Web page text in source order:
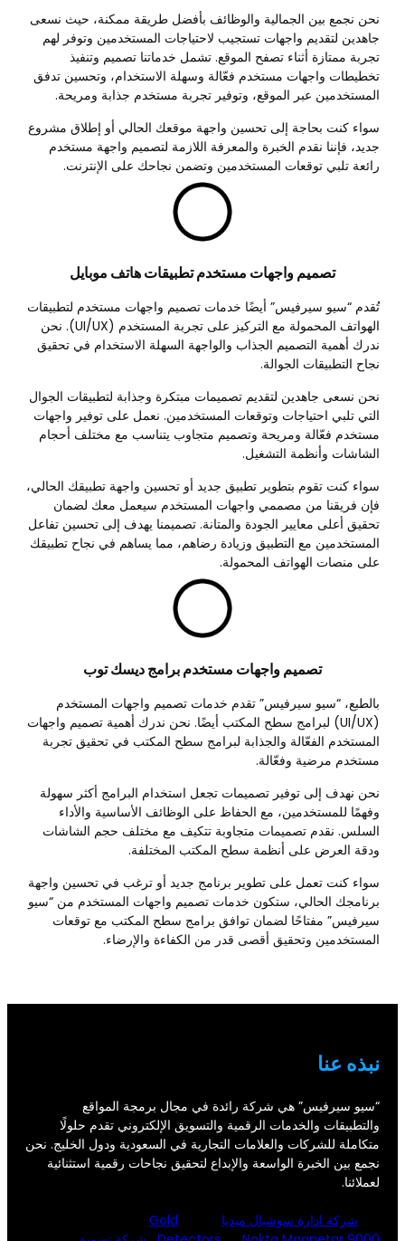
نحن نجمع بين الجمالية والوظائف بأفضل طريقة ممكنة، حيث نسعى
جاهدين لتقديم واجهات تستجيب لاحتياجات المستخدمين وتوفر لهم
تجربة ممتازة أثناء تصفح الموقع. تشمل خدماتنا تصميم وتنفيذ
تخطيطات واجهات مستخدم فعّالة وسهلة الاستخدام، وتحسين تدفق
المستخدمين عبر الموقع، وتوفير تجربة مستخدم جذابة ومريحة.
سواء كنت بحاجة إلى تحسين واجهة موقعك الحالي أو إطلاق مشروع
جديد، فإننا نقدم الخبرة والمعرفة اللازمة لتصميم واجهة مستخدم
رائعة تلبي توقعات المستخدمين وتضمن نجاحك على الإنترنت.
تصميم واجهات مستخدم تطبيقات هاتف موبايل
تُقدم “سيو سيرفيس” أيضًا خدمات تصميم واجهات مستخدم لتطبيقات
الهواتف المحمولة مع التركيز على تجربة المستخدم (UI/UX). نحن
ندرك أهمية التصميم الجذاب والواجهة السهلة الاستخدام في تحقيق
نجاح التطبيقات الجوالة.
نحن نسعى جاهدين لتقديم تصميمات مبتكرة وجذابة لتطبيقات الجوال
التي تلبي احتياجات وتوقعات المستخدمين. نعمل على توفير واجهات
مستخدم فعّالة ومريحة وتصميم متجاوب يتناسب مع مختلف أحجام
الشاشات وأنظمة التشغيل.
سواء كنت تقوم بتطوير تطبيق جديد أو تحسين واجهة تطبيقك الحالي،
فإن فريقنا من مصممي واجهات المستخدم سيعمل معك لضمان
تحقيق أعلى معايير الجودة والمتانة. تصميمنا يهدف إلى تحسين تفاعل
المستخدمين مع التطبيق وزيادة رضاهم، مما يساهم في نجاح تطبيقك
على منصات الهواتف المحمولة.
تصميم واجهات مستخدم برامج ديسك توب
بالطبع، “سيو سيرفيس” تقدم خدمات تصميم واجهات المستخدم
(UI/UX) لبرامج سطح المكتب أيضًا. نحن ندرك أهمية تصميم واجهات
المستخدم الفعّالة والجذابة لبرامج سطح المكتب في تحقيق تجربة
مستخدم مرضية وفعّالة.
نحن نهدف إلى توفير تصميمات تجعل استخدام البرامج أكثر سهولة
وفهمًا للمستخدمين، مع الحفاظ على الوظائف الأساسية والأداء
السلس. نقدم تصميمات متجاوبة تتكيف مع مختلف حجم الشاشات
ودقة العرض على أنظمة سطح المكتب المختلفة.
سواء كنت تعمل على تطوير برنامج جديد أو ترغب في تحسين واجهة
برنامجك الحالي، ستكون خدمات تصميم واجهات المستخدم من “سيو
سيرفيس” مفتاحًا لضمان توافق برامج سطح المكتب مع توقعات
المستخدمين وتحقيق أقصى قدر من الكفاءة والإرضاء.
نبذه عنا
“سيو سيرفيس” هي شركة رائدة في مجال برمجة المواقع
والتطبيقات والخدمات الرقمية والتسويق الإلكتروني تقدم حلولًا
متكاملة للشركات والعلامات التجارية في السعودية ودول الخليج. نحن
نجمع بين الخبرة الواسعة والإبداع لتحقيق نجاحات رقمية استثنائية
لعملائنا.
شركة ادارة سوشيال ميديا
Gold